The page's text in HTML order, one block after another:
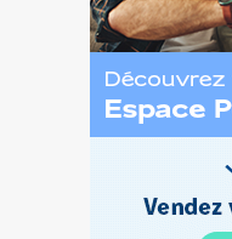
Personnel